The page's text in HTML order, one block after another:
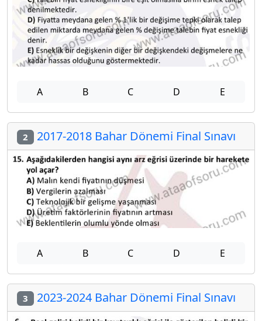
A B C D E
2 2017-2018 Bahar Dönemi Final Sınavı
A B C D E
3 2023-2024 Bahar Dönemi Final Sınavı